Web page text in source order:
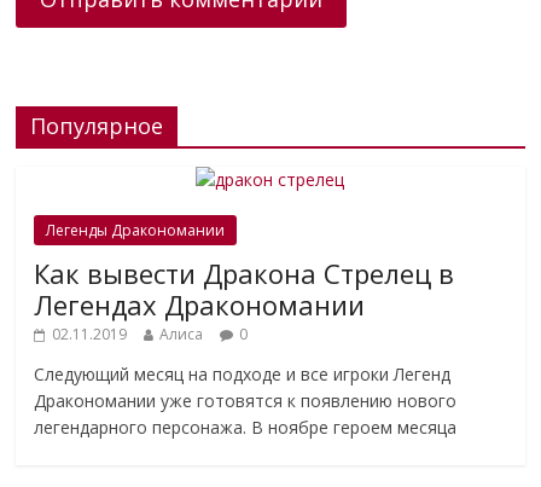
Популярное
Легенды Дракономании
Как вывести Дракона Стрелец в
Легендах Дракономании
02.11.2019 Алиса 0
Следующий месяц на подходе и все игроки Легенд
Дракономании уже готовятся к появлению нового
легендарного персонажа. В ноябре героем месяца